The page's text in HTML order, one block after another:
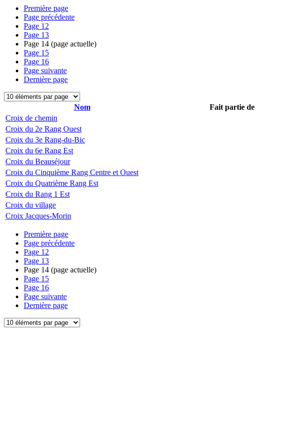
Première page
Page précédente
Page 12
Page 13
Page 14 (page actuelle)
Page 15
Page 16
Page suivante
Dernière page
Nom Fait partie de
Croix de chemin
Croix du 2e Rang Ouest
Croix du 3e Rang-du-Bic
Croix du 6e Rang Est
Croix du Beauséjour
Croix du Cinquième Rang Centre et Ouest
Croix du Quatrième Rang Est
Croix du Rang 1 Est
Croix du village
Croix Jacques-Morin
Première page
Page précédente
Page 12
Page 13
Page 14 (page actuelle)
Page 15
Page 16
Page suivante
Dernière page